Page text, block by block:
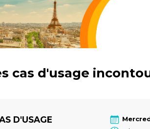
cas d'usage
D'USAGE